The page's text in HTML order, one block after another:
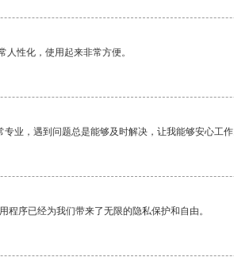
人性化，使用起来非常方便。
业，遇到问题总是能够及时解决，让我能够安心工作
程序已经为我们带来了无限的隐私保护和自由。